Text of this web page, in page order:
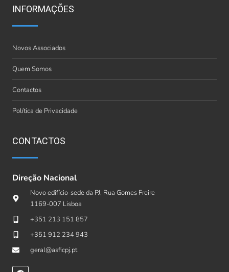
INFORMAÇÕES
Novos Associados
Quem Somos
Contactos
Política de Privacidade
CONTACTOS
Direção Nacional
Novo edifício-sede da PJ, Rua Gomes Freire
1169-007 Lisboa
+351 213 151 857
+351 912 234 943
geral@asficpj.pt